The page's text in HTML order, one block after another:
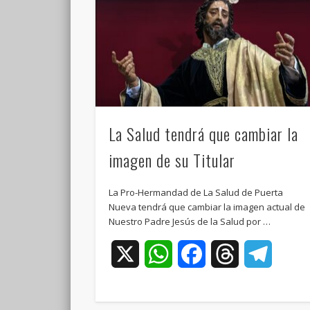
La Salud tendrá que cambiar la
imagen de su Titular
La Pro-Hermandad de La Salud de Puerta
Nueva tendrá que cambiar la imagen actual de
Nuestro Padre Jesús de la Salud por …
WhatsAppFacebookThreads